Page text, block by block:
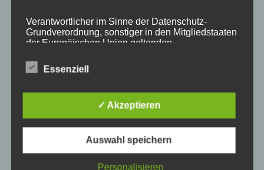
Verantwortlicher im Sinne der Datenschutz-
Grundverordnung, sonstiger in den Mitgliedstaaten
der Europäischen Union geltenden
mit datenschutzrechtlichem Charakter ist die:
Die Internetseiten verwenden teilweise so
genannte Cookies, LocalStorage und
nutzerfreundlicher, effektiver und sicherer zu
machen. Local Storage und SessionStorage ist
eine Technologie, mit welcher ihr Browser Daten
Essenziell
✓ Akzeptieren
Auswahl speichern
Personalisieren